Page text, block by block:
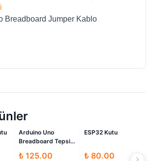
Breadboard Jumper Kablo
Arduino Uno
Breadboard Tepsi
₺ 125.00
ESP32 Kutu
₺ 80.00